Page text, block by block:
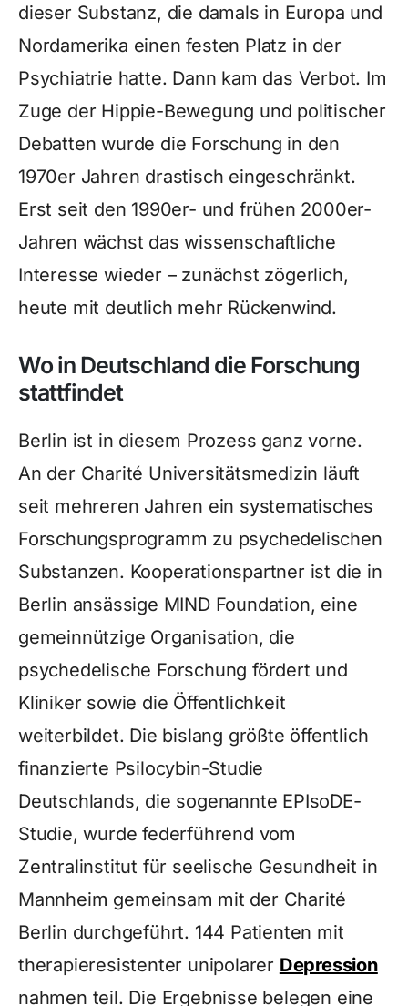
dieser Substanz, die damals in Europa und
Nordamerika einen festen Platz in der
Psychiatrie hatte. Dann kam das Verbot. Im
Zuge der Hippie-Bewegung und politischer
Debatten wurde die Forschung in den
1970er Jahren drastisch eingeschränkt.
Erst seit den 1990er- und frühen 2000er-
Jahren wächst das wissenschaftliche
Interesse wieder – zunächst zögerlich,
heute mit deutlich mehr Rückenwind.
Wo in Deutschland die Forschung
stattfindet
Berlin ist in diesem Prozess ganz vorne.
An der Charité Universitätsmedizin läuft
seit mehreren Jahren ein systematisches
Forschungsprogramm zu psychedelischen
Substanzen. Kooperationspartner ist die in
Berlin ansässige MIND Foundation, eine
gemeinnützige Organisation, die
psychedelische Forschung fördert und
Kliniker sowie die Öffentlichkeit
weiterbildet. Die bislang größte öffentlich
finanzierte Psilocybin-Studie
Deutschlands, die sogenannte EPIsoDE-
Studie, wurde federführend vom
Zentralinstitut für seelische Gesundheit in
Mannheim gemeinsam mit der Charité
Berlin durchgeführt. 144 Patienten mit
therapieresistenter unipolarer Depression
nahmen teil. Die Ergebnisse belegen eine